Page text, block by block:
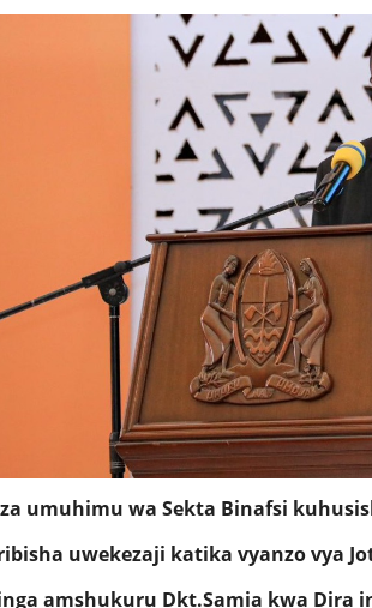
umuhimu wa Sekta Binafsi
uwekezaji katika vyanzo vya
amshukuru Dkt.Samia kwa Dira